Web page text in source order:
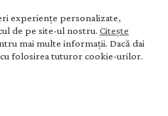
experiențe personalizate,
de pe site-ul nostru. Citește
mai multe informații. Dacă dai
folosirea tuturor cookie-urilor.